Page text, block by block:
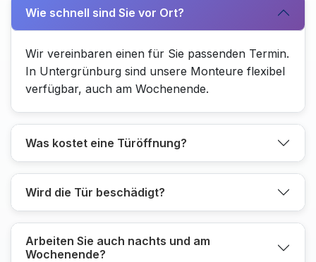
Wie schnell sind Sie vor Ort?
Wir vereinbaren einen für Sie passenden Termin.
In Untergrünburg sind unsere Monteure flexibel
verfügbar, auch am Wochenende.
Was kostet eine Türöffnung?
Wird die Tür beschädigt?
Arbeiten Sie auch nachts und am
Wochenende?